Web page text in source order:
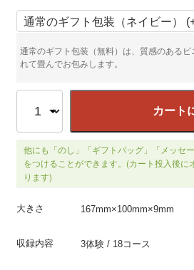
通常のギフト包装（無料）は、質感のあるビ
れて畳んでお包みします。
カート
他にも「のし」「ギフトバッグ」「メッセ
をつけることができます。(カート投入後に
ります)
大きさ 167mm×100mm×9mm
収録内容 3体験 / 18コース